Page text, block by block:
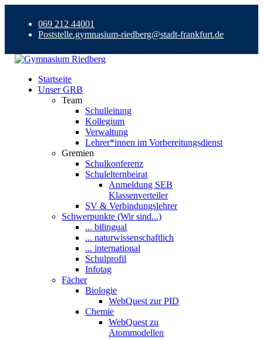
069 212 44001
Poststelle.gymnasium-riedberg@stadt-frankfurt.de
Startseite
Unser GRB
Team
Schulleitung
Kollegium
Verwaltung
Lehrer*innen im Vorbereitungsdienst
Gremien
Schulkonferenz
Schulelternbeirat
Anmeldung SEB
Klassenverteiler
SV & Verbindungslehrer
Schwerpunkte (Wir sind...)
... bilingual
... naturwissenschaftlich
... international
Schulprofil
Infotag
Fächer
Biologie
WebQuest zur PID
Chemie
WebQuest zu
Atommodellen